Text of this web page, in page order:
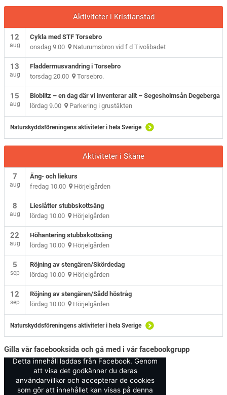
Aktiviteter i Kristianstad
12
aug
Cykla med STF Torsebro
onsdag 9.00 Naturumsbron vid f d Tivolibadet
13
aug
Fladdermusvandring i Torsebro
torsdag 20.00 Torsebro.
15
aug
Bioblitz – en dag där vi inventerar allt – Segesholmsån Degeberga
lördag 9.00 Parkering i grustäkten
Naturskyddsföreningens aktiviteter i hela Sverige
Aktiviteter i Skåne
7
aug
Äng- och liekurs
fredag 10.00 Hörjelgården
8
aug
Lieslåtter stubbskottsäng
lördag 10.00 Hörjelgården
22
aug
Höhantering stubbskottsäng
lördag 10.00 Hörjelgården
5
sep
Röjning av stengären/Skördedag
lördag 10.00 Hörjelgården
12
sep
Röjning av stengären/Sådd höstråg
lördag 10.00 Hörjelgården
Naturskyddsföreningens aktiviteter i hela Sverige
Gilla vår facebooksida och gå med i vår facebookgrupp
Detta innehåll laddas från Facebook. Genom
att visa det godkänner du deras
användarvillkor och accepterar de cookies
som gör att innehållet kan visas på denna